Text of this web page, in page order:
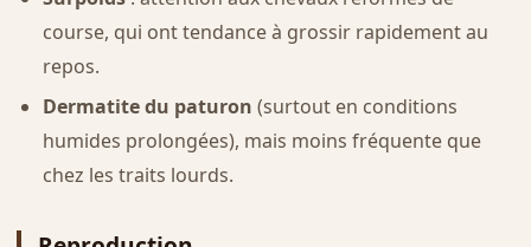
course, qui ont tendance à grossir rapidement au
repos.
Dermatite du paturon (surtout en conditions
humides prolongées), mais moins fréquente que
chez les traits lourds.